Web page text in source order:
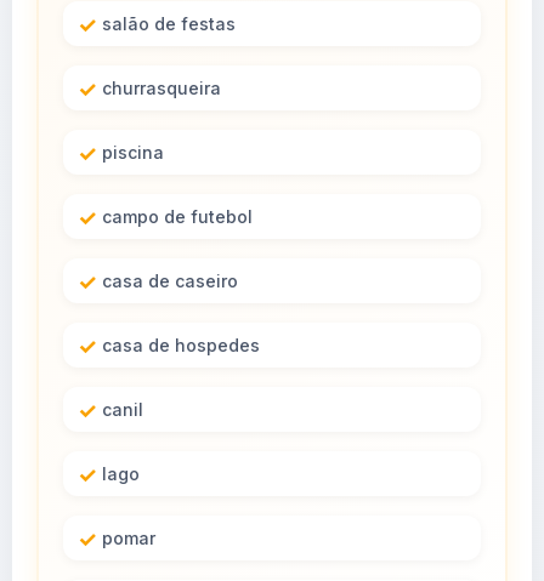
salão de festas
churrasqueira
piscina
campo de futebol
casa de caseiro
casa de hospedes
canil
lago
pomar